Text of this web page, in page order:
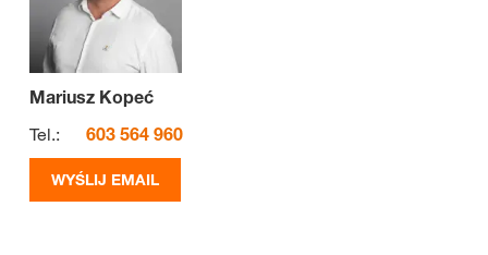
Mariusz Kopeć
Tel.:
603 564 960
WYŚLIJ EMAIL